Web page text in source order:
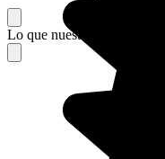
Lo que nuestros viajeros